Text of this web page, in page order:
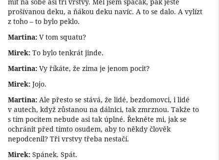
mít na sobě asi tři vrstvy. Měl jsem spacák, pak ještě
prošívanou deku, a ňákou deku navíc. A to se dalo. A vylízt
z toho – to bylo peklo.
Martina: V tom squatu?
Mirek: To bylo tenkrát jinde.
Martina: Vy říkáte, že zima je jenom pocit?
Mirek: Jojo.
Martina: Ale přesto se stává, že lidé, bezdomovci, i lidé
v autech, když zůstanou na dálnici, tak zmrznou. Takže to
s tím pocitem nebude asi tak úplné. Řekněte mi, jak se
ochránit před tímto osudem, aby to někdy člověk
nepodcenil? Tři vrstvy třeba nestačí.
Mirek: Spánek. Spát.